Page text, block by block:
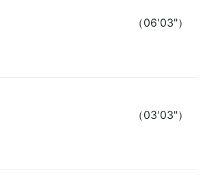
（06'03"）
（03'03"）